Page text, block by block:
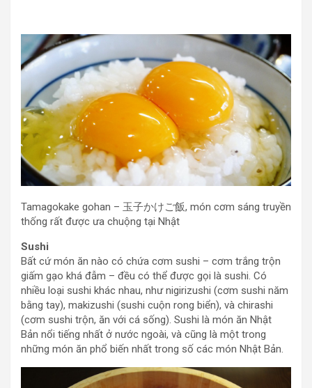
Tamagokake gohan – 玉子かけご飯, món cơm sáng truyền
thống rất được ưa chuộng tại Nhật
Sushi
Bất cứ món ăn nào có chứa cơm sushi – cơm trắng trộn
giấm gạo khá đẫm – đều có thể được gọi là sushi. Có
nhiều loại sushi khác nhau, như nigirizushi (cơm sushi năm
bằng tay), makizushi (sushi cuộn rong biển), và chirashi
(cơm sushi trộn, ăn với cá sống). Sushi là món ăn Nhật
Bản nổi tiếng nhất ở nước ngoài, và cũng là một trong
những món ăn phổ biến nhất trong số các món Nhật Bản.